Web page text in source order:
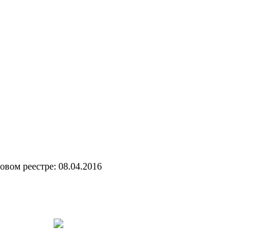
реестре: 08.04.2016